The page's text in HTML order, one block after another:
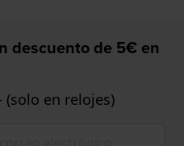
descuento de 5€ en
(solo en relojes)